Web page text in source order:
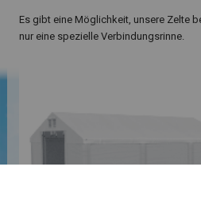
Es gibt eine Möglichkeit, unsere Zelte
nur eine spezielle Verbindungsrinne.